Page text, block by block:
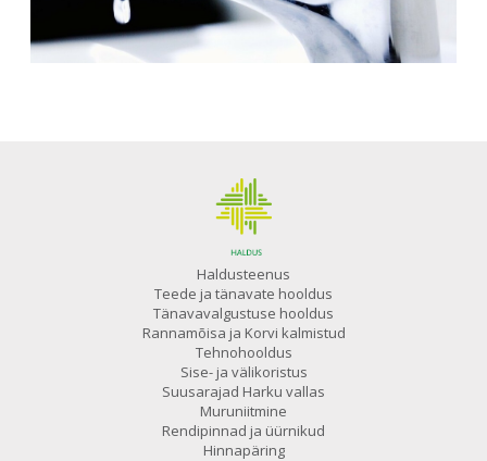
Haldusteenus
Teede ja tänavate hooldus
Tänavavalgustuse hooldus
Rannamõisa ja Korvi kalmistud
Tehnohooldus
Sise- ja välikoristus
Suusarajad Harku vallas
Muruniitmine
Rendipinnad ja üürnikud
Hinnapäring